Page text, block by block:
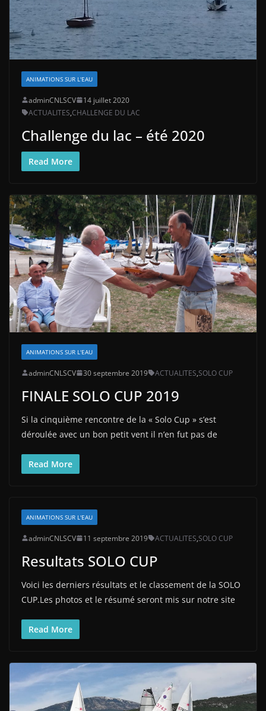
ANIMATIONS SUR L'EAU
adminCNLSCV
14 juillet 2020
ACTUALITES,CHALLENGE DU LAC
Challenge du lac – été 2020
Read More
ANIMATIONS SUR L'EAU
adminCNLSCV 30 septembre 2019 ACTUALITES,SOLO CUP
FINALE SOLO CUP 2019
Si la cinquième rencontre de la « Solo Cup » s’est
déroulée avec un bon petit vent il n’en fut pas de
Read More
ANIMATIONS SUR L'EAU
adminCNLSCV 11 septembre 2019 ACTUALITES,SOLO CUP
Resultats SOLO CUP
Voici les derniers résultats et le classement de la SOLO
CUP.Les photos et le résumé seront mis sur notre site
Read More